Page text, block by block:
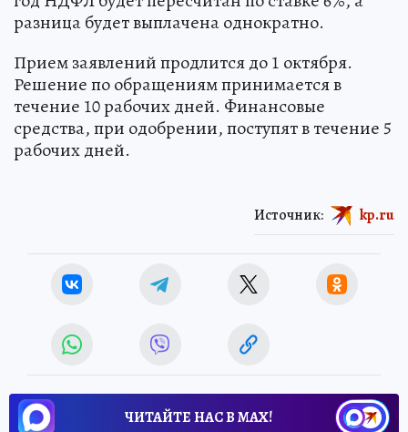
разница будет выплачена однократно.
Прием заявлений продлится до 1 октября.
Решение по обращениям принимается в
течение 10 рабочих дней. Финансовые
средства, при одобрении, поступят в течение 5
рабочих дней.
Источник: kp.ru
ЧИТАЙТЕ НАС В МАХ!